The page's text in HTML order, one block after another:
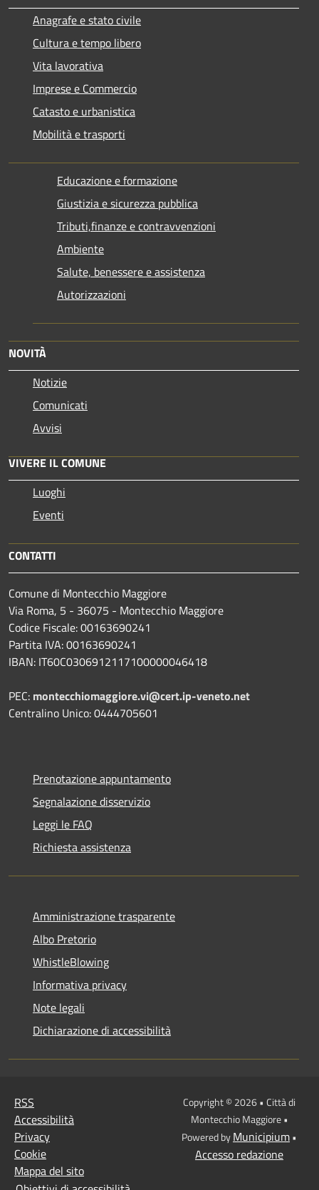
Anagrafe e stato civile
Cultura e tempo libero
Vita lavorativa
Imprese e Commercio
Catasto e urbanistica
Mobilità e trasporti
Educazione e formazione
Giustizia e sicurezza pubblica
Tributi,finanze e contravvenzioni
Ambiente
Salute, benessere e assistenza
Autorizzazioni
NOVITÀ
Notizie
Comunicati
Avvisi
VIVERE IL COMUNE
Luoghi
Eventi
CONTATTI
Comune di Montecchio Maggiore
Via Roma, 5 - 36075 - Montecchio Maggiore
Codice Fiscale: 00163690241
Partita IVA: 00163690241
IBAN: IT60C0306912117100000046418
PEC: montecchiomaggiore.vi@cert.ip-veneto.net
Centralino Unico: 0444705601
Prenotazione appuntamento
Segnalazione disservizio
Leggi le FAQ
Richiesta assistenza
Amministrazione trasparente
Albo Pretorio
WhistleBlowing
Informativa privacy
Note legali
Dichiarazione di accessibilità
RSS
Accessibilità
Privacy
Cookie
Mappa del sito
Copyright © 2026 • Città di
Montecchio Maggiore •
Powered byMunicipium•
Accesso redazione